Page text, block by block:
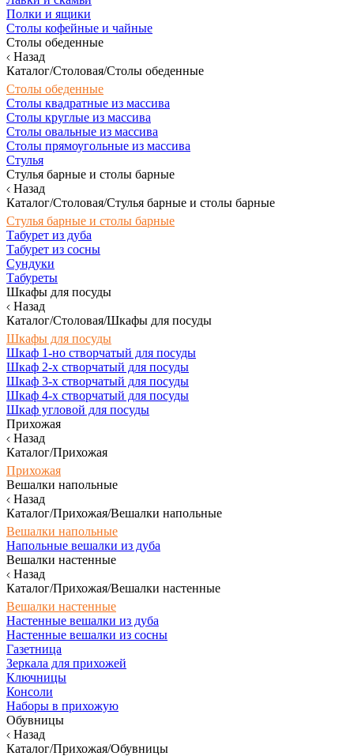
Полки и ящики
Столы кофейные и чайные
Столы обеденные
Назад
Каталог/Столовая/Столы обеденные
Столы обеденные
Столы квадратные из массива
Столы круглые из массива
Столы овальные из массива
Столы прямоугольные из массива
Стулья
Стулья барные и столы барные
Назад
Каталог/Столовая/Стулья барные и столы барные
Стулья барные и столы барные
Табурет из дуба
Табурет из сосны
Сундуки
Табуреты
Шкафы для посуды
Назад
Каталог/Столовая/Шкафы для посуды
Шкафы для посуды
Шкаф 1-но створчатый для посуды
Шкаф 2-х створчатый для посуды
Шкаф 3-х створчатый для посуды
Шкаф 4-х створчатый для посуды
Шкаф угловой для посуды
Прихожая
Назад
Каталог/Прихожая
Прихожая
Вешалки напольные
Назад
Каталог/Прихожая/Вешалки напольные
Вешалки напольные
Напольные вешалки из дуба
Вешалки настенные
Назад
Каталог/Прихожая/Вешалки настенные
Вешалки настенные
Настенные вешалки из дуба
Настенные вешалки из сосны
Газетница
Зеркала для прихожей
Ключницы
Консоли
Наборы в прихожую
Обувницы
Назад
Каталог/Прихожая/Обувницы